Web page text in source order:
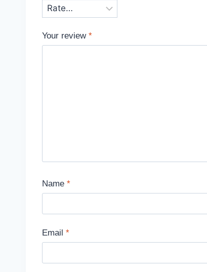
Your review *
Name *
Email *